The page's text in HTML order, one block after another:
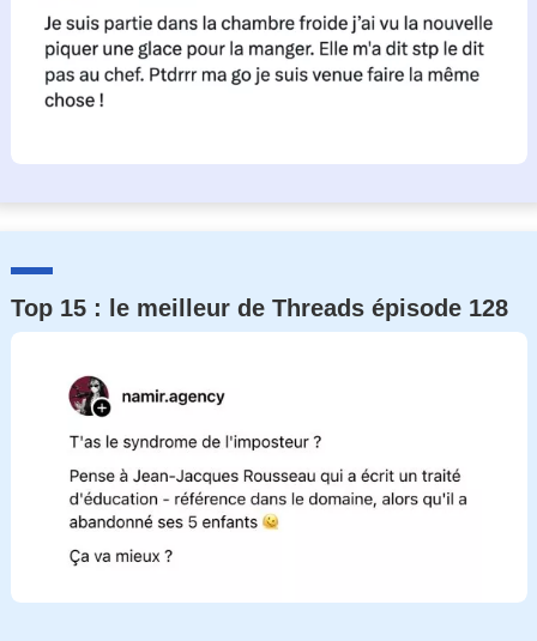
Top 15 : le meilleur de Threads épisode 128